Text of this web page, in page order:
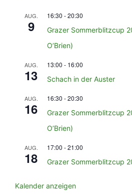
AUG.
9
16:30 -20:30
Grazer Sommerblitzcup
O’Brien)
AUG.
13
13:00 - 16:00
Schach in der Auster
AUG.
16
16:30 -20:30
Grazer Sommerblitzcup
O’Brien)
AUG.
18
17:00 -21:00
Grazer Sommerblitzcup
Kalender anzeigen